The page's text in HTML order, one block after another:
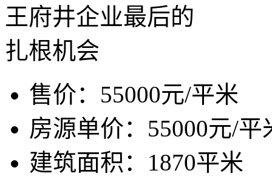
售价： 55000元/平米
房源单价： 55000元/平
建筑面积： 1870平米